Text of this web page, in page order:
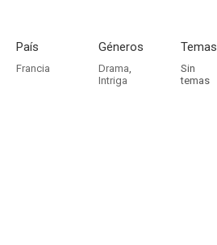
País
Francia
Géneros
Drama,
Intriga
Temas
Sin
temas